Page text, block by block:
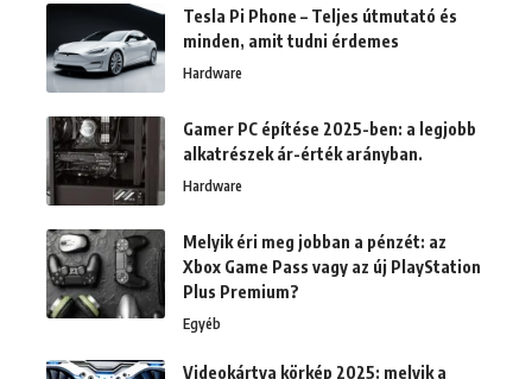
Tesla Pi Phone – Teljes útmutató és
minden, amit tudni érdemes
Hardware
Gamer PC építése 2025-ben: a legjobb
alkatrészek ár-érték arányban.
Hardware
Melyik éri meg jobban a pénzét: az
Xbox Game Pass vagy az új PlayStation
Plus Premium?
Egyéb
Videokártya körkép 2025: melyik a